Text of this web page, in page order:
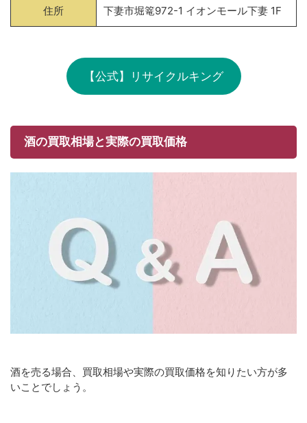
住所 下妻市堀篭972-1 イオンモール下妻 1F
【公式】リサイクルキング
酒の買取相場と実際の買取価格
酒を売る場合、買取相場や実際の買取価格を知りたい方が多
いことでしょう。